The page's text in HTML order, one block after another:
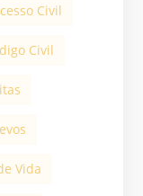
Civil
Civil
Vida